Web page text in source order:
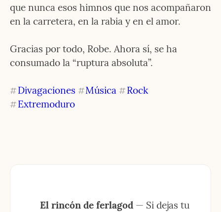
que nunca esos himnos que nos acompañaron
en la carretera, en la rabia y en el amor.
Gracias por todo, Robe. Ahora sí, se ha
consumado la “ruptura absoluta”.
#Divagaciones #Música #Rock
#Extremoduro
El rincón de ferlagod — Si dejas tu